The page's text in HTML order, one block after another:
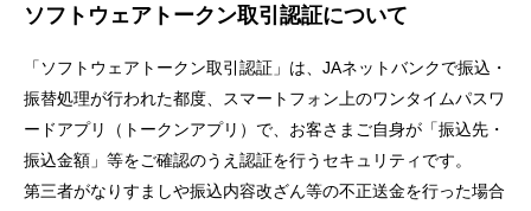
メリット
ソフトウェアトークン取引認証について
「ソフトウェアトークン取引認証」は、JAネットバンクで振込・
振替処理が行われた都度、スマートフォン上のワンタイムパスワ
ードアプリ（トークンアプリ）で、お客さまご自身が「振込先・
振込金額」等をご確認のうえ認証を行うセキュリティです。
第三者がなりすましや振込内容改ざん等の不正送金を行った場合